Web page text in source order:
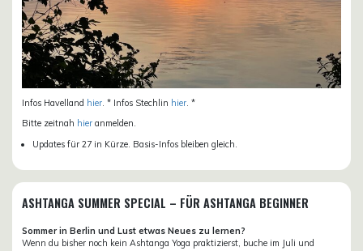
Infos Havelland hier . * Infos Stechlin hier . *
Bitte zeitnah hier anmelden.
Updates für 27 in Kürze. Basis-Infos bleiben gleich.
ASHTANGA SUMMER SPECIAL – FÜR ASHTANGA BEGINNER
Sommer in Berlin und Lust etwas Neues zu lernen?
Wenn du bisher noch kein Ashtanga Yoga praktizierst, buche im Juli und